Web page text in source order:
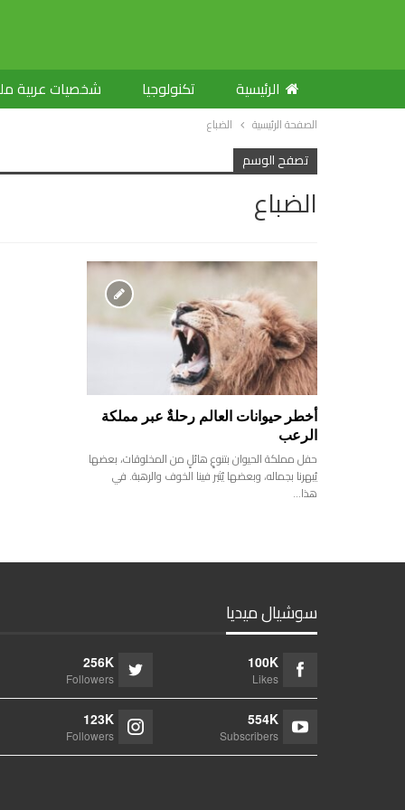
الرئيسية تكنولوجيا شخصيات عربية
الصفحة الرئيسية الضباع
تصفح الوسم
الضباع
أخطر حيوانات العالم رحلةٌ عبر مملكة
الرعب
حفل مملكة الحيوان بتنوعٍ هائلٍ من المخلوقات، بعضها
يُبهرنا بجماله، وبعضها يُثير فينا الخوف والرهبة. في
هذا…
سوشيال ميديا
100K
Likes
256K
Followers
554K
Subscribers
123K
Followers